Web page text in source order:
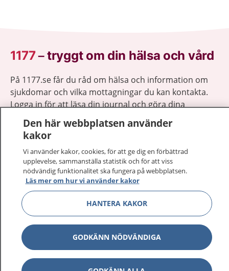
1177–tryggt om din hälsa och vård
På 1177.se får du råd om hälsa och information om
sjukdomar och vilka mottagningar du kan kontakta.
Logga in för att läsa din journal och göra dina
vårdärenden. Ring telefonnummer 1177 för
sjukvårdsrådgivning dygnet runt.
1177 ger dig råd när du vill må bättre.
1177 på flera språk Visa
Om 1177 Visa
Kontakt Visa
Den här webbplatsen använder
kakor
Vi använder kakor, cookies, för att ge dig en förbättrad
upplevelse, sammanställa statistik och för att viss
nödvändig funktionalitet ska fungera på webbplatsen.
Läs mer om hur vi använder kakor
HANTERA KAKOR
GODKÄNN NÖDVÄNDIGA